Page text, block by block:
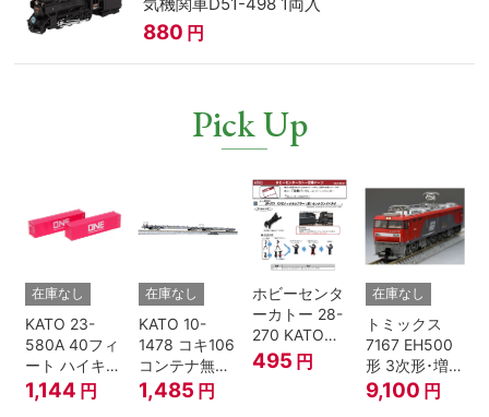
880 円
Pick Up
在庫なし
KATO 23-
580A 40フィ
ート ハイキュ
ーブコンテナ
ONE マゼンタ
1,144 円
在庫なし
KATO 10-
1478 コキ106
コンテナ無積
載 2両セット
鉄道模型 Nゲ
1,485 円
ホビーセンタ
ーカトー 28-
270 KATOナ
ックルカプラ
ー 黒 センタ
495 円
在庫なし
トミックス
7167 EH500
形 3次形･増備
型
9,100 円